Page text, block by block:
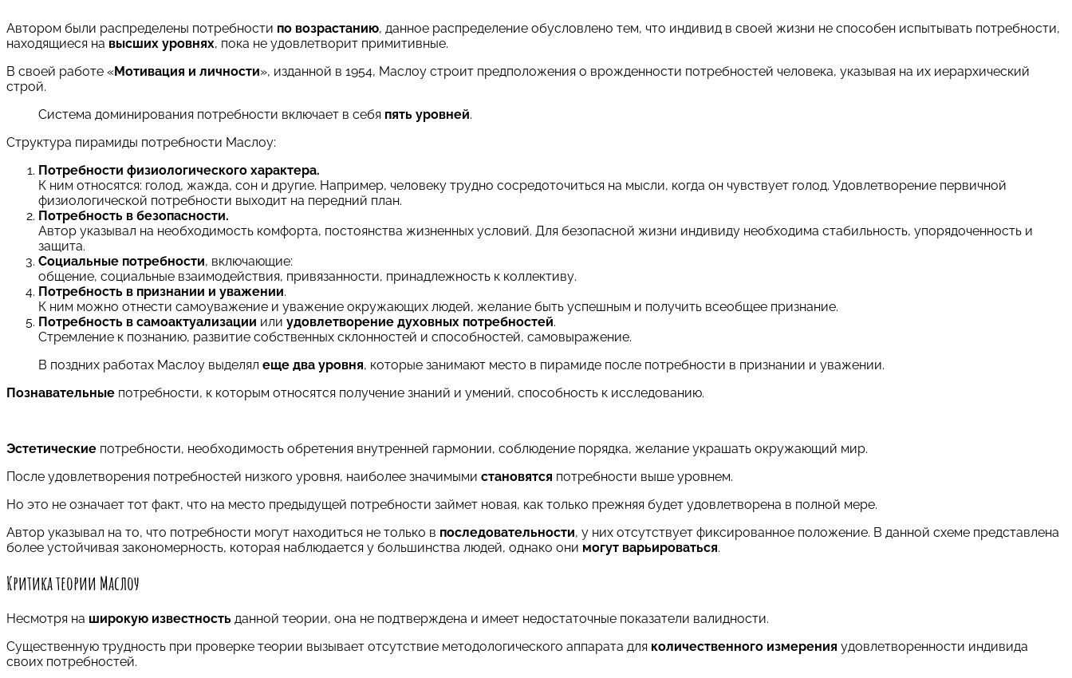
Автором были распределены потребности по возрастанию, данное распределение обусловлено тем, что индивид в своей жизни не способен испытывать потребности,
находящиеся на высших уровнях, пока не удовлетворит примитивные.
В своей работе «Мотивация и личности», изданной в 1954, Маслоу строит предположения о врожденности потребностей человека, указывая на их иерархический
строй.
Система доминирования потребности включает в себя пять уровней.
Структура пирамиды потребности Маслоу:
Потребности физиологического характера.
К ним относятся: голод, жажда, сон и другие. Например, человеку трудно сосредоточиться на мысли, когда он чувствует голод. Удовлетворение первичной
физиологической потребности выходит на передний план.
Потребность в безопасности.
Автор указывал на необходимость комфорта, постоянства жизненных условий. Для безопасной жизни индивиду необходима стабильность, упорядоченность и
защита.
Социальные потребности, включающие:
общение, социальные взаимодействия, привязанности, принадлежность к коллективу.
Потребность в признании и уважении.
К ним можно отнести самоуважение и уважение окружающих людей, желание быть успешным и получить всеобщее признание.
Потребность в самоактуализации или удовлетворение духовных потребностей.
Стремление к познанию, развитие собственных склонностей и способностей, самовыражение.
В поздних работах Маслоу выделял еще два уровня, которые занимают место в пирамиде после потребности в признании и уважении.
Познавательные потребности, к которым относятся получение знаний и умений, способность к исследованию.
Эстетические потребности, необходимость обретения внутренней гармонии, соблюдение порядка, желание украшать окружающий мир.
После удовлетворения потребностей низкого уровня, наиболее значимыми становятся потребности выше уровнем.
Но это не означает тот факт, что на место предыдущей потребности займет новая, как только прежняя будет удовлетворена в полной мере.
Автор указывал на то, что потребности могут находиться не только в последовательности, у них отсутствует фиксированное положение. В данной схеме представлена
более устойчивая закономерность, которая наблюдается у большинства людей, однако они могут варьироваться.
Критика теории Маслоу
Несмотря на широкую известность данной теории, она не подтверждена и имеет недостаточные показатели валидности.
Существенную трудность при проверке теории вызывает отсутствие методологического аппарата для количественного измерения удовлетворенности индивида
своих потребностей.